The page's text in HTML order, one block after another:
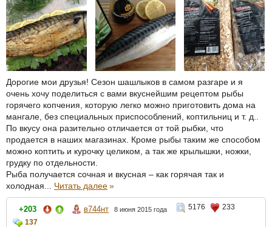
Дорогие мои друзья! Сезон шашлыков в самом разгаре и я
очень хочу поделиться с вами вкуснейшим рецептом рыбы
горячего копчения, которую легко можно приготовить дома на
мангале, без специальных приспособлений, коптильниц и т. д..
По вкусу она разительно отличается от той рыбки, что
продается в наших магазинах. Кроме рыбы таким же способом
можно коптить и курочку целиком, а так же крылышки, ножки,
грудку по отдельности.
Рыба получается сочная и вкусная – как горячая так и
холодная... Читать далее»
+203 в744нт 8 июня 2015 года 5176
233
137